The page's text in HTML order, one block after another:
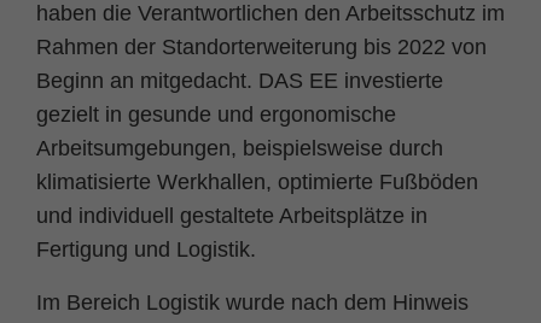
haben die Verantwortlichen den Arbeitsschutz im
Rahmen der Standorterweiterung bis 2022 von
Beginn an mitgedacht. DAS EE investierte
gezielt in gesunde und ergonomische
Arbeitsumgebungen, beispielsweise durch
klimatisierte Werkhallen, optimierte Fußböden
und individuell gestaltete Arbeitsplätze in
Fertigung und Logistik.
Im Bereich Logistik wurde nach dem Hinweis